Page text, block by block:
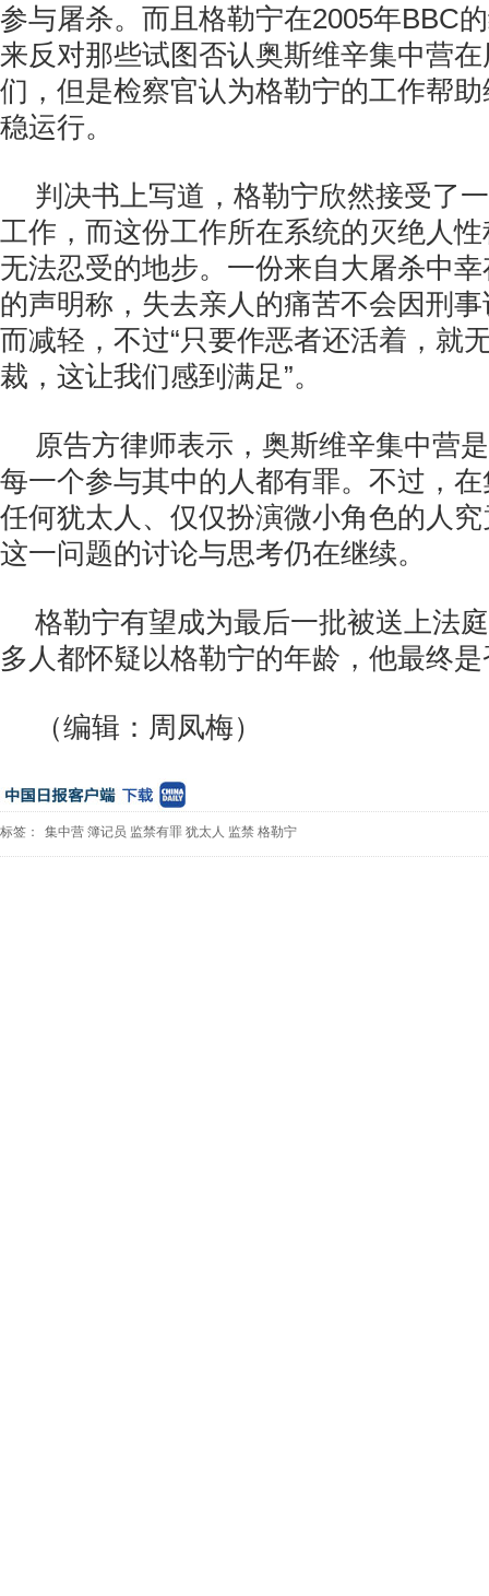
参与屠杀。而且格勒宁在2005年BBC
来反对那些试图否认奥斯维辛集中营
们，但是检察官认为格勒宁的工作帮
稳运行。
判决书上写道，格勒宁欣然接受了
工作，而这份工作所在系统的灭绝人
无法忍受的地步。一份来自大屠杀中
的声明称，失去亲人的痛苦不会因刑
而减轻，不过“只要作恶者还活着，就
裁，这让我们感到满足”。
原告方律师表示，奥斯维辛集中营
每一个参与其中的人都有罪。不过，
任何犹太人、仅仅扮演微小角色的人
这一问题的讨论与思考仍在继续。
格勒宁有望成为最后一批被送上法
多人都怀疑以格勒宁的年龄，他最终
（编辑：周凤梅）
标签： 集中营 簿记员 监禁有罪 犹太人 监禁 格勒宁